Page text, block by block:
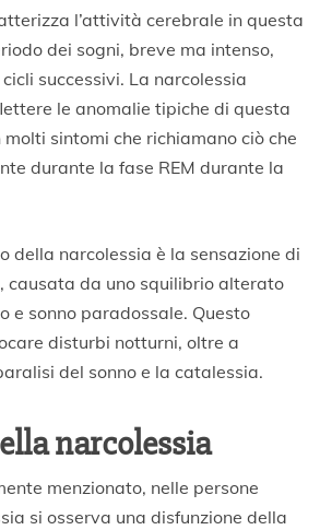
l’attività cerebrale in questa
dei sogni, breve ma intenso,
successivi. La narcolessia
le anomalie tipiche di questa
molti sintomi che richiamano ciò che
durante la fase REM durante la
della narcolessia è la sensazione di
causata da uno squilibrio alterato
e sonno paradossale. Questo
disturbi notturni, oltre a
del sonno e la catalessia.
narcolessia
menzionato, nelle persone
si osserva una disfunzione della